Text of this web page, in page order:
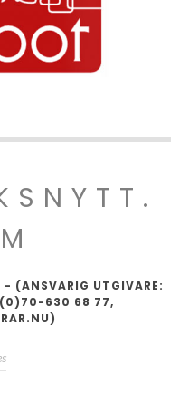
(ANSVARIG UTGIVARE:
(0)70-630 68 77,